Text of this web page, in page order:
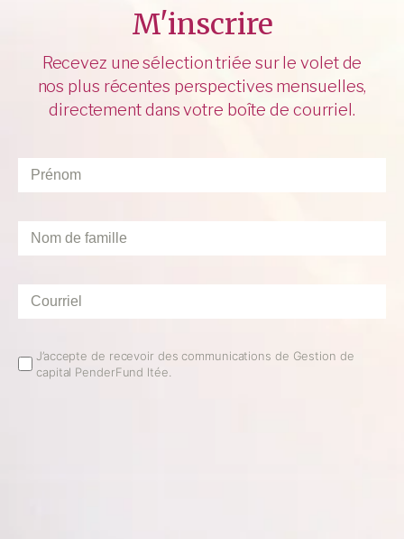
M'inscrire
Recevez une sélection triée sur le volet de
nos plus récentes perspectives mensuelles,
directement dans votre boîte de courriel.
Prénom*
Nom
Courriel*
Email
Opt
J’accepte de recevoir des communications de Gestion de
capital PenderFund ltée.